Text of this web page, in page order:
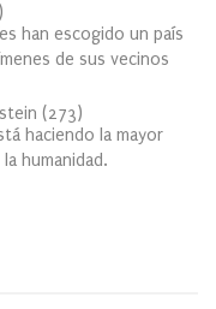
)
han escogido un país
de sus vecinos
(273)
haciendo la mayor
humanidad.